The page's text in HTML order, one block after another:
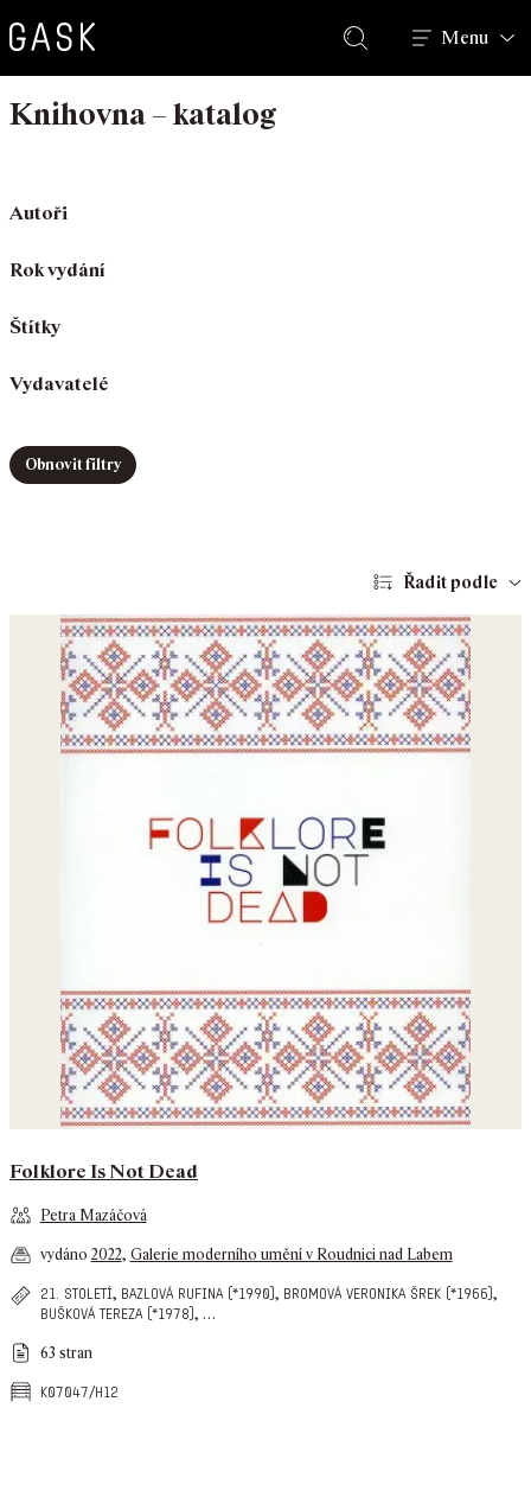
Hledat
Menu
Knihovna – katalog
Autoři
Rok vydání
Štítky
Vydavatelé
Obnovit filtry
Řadit podle
Folklore Is Not Dead
Petra Mazáčová
vydáno 2022, Galerie moderního umění v Roudnici nad Labem
21. století, bazlová rufina (*1990) , bromová veronika šrek (*1966) ,
bušková tereza (*1978) , …
63 stran
k07047/h12